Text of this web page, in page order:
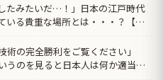
たみたいだ…！」日本の江戸時代
いる貴重な場所とは・・・？【海
術の完全勝利をご覧ください」
のを見ると日本人は何か適当に